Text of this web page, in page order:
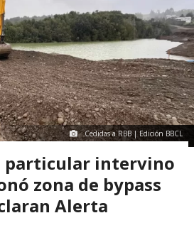
Cedidas a RBB | Edición BBCL
particular intervino
zona de bypass
Alerta